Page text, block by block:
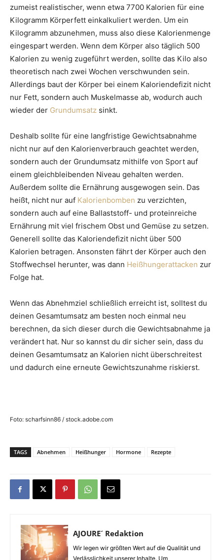
zumeist realistischer, wenn etwa 7700 Kalorien für eine
Kilogramm Körperfett einkalkuliert werden. Um ein
Kilogramm abzunehmen, muss also diese Kalorienmenge
eingespart werden. Wenn dem Körper also täglich 500
Kalorien zu wenig zugeführt werden, sollte das Kilo also
theoretisch nach zwei Wochen verschwunden sein.
Allerdings baut der Körper bei einem Kaloriendefizit nicht
nur Fett, sondern auch Muskelmasse ab, wodurch auch
wieder der Grundumsatz sinkt.
Deshalb sollte für eine langfristige Gewichtsabnahme
nicht nur auf den Kalorienverbrauch geachtet werden,
sondern auch der Grundumsatz mithilfe von Sport auf
einem gleichbleibenden Niveau gehalten werden.
Außerdem sollte die Ernährung ausgewogen sein. Das
heißt, nicht nur auf Kalorienbomben zu verzichten,
sondern auch auf eine Ballaststoff- und proteinreiche
Ernährung mit viel frischem Obst und Gemüse zu setzen.
Generell sollte das Kaloriendefizit nicht über 500
Kalorien betragen. Ansonsten fährt der Körper auch den
Stoffwechsel herunter, was dann Heißhungerattacken zur
Folge hat.
Wenn das Abnehmziel schließlich erreicht ist, solltest du
deinen Gesamtumsatz am besten noch einmal neu
berechnen, da sich dieser durch die Gewichtsabnahme ja
verändert hat. Nur so kannst du dir sicher sein, dass du
deinen Gesamtumsatz an Kalorien nicht überschreitest
und dadurch eine erneute Gewichtszunahme riskierst.
Foto: scharfsinn86 / stock.adobe.com
TAGS Abnehmen Heißhunger Hormone Rezepte
AJOURE´ Redaktion
Wir legen wir größten Wert auf die Qualität und
Verlässlichkeit unserer Inhalte. Um